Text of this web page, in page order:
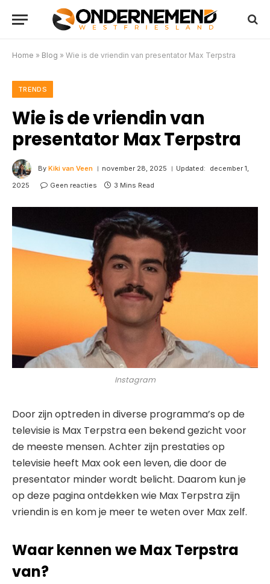
Home » Blog » Wie is de vriendin van presentator Max Terpstra
TRENDS
Wie is de vriendin van
presentator Max Terpstra
By Kiki van Veen november 28, 2025 Updated:
december 1,
2025
Geen reacties 3 Mins Read
Instagram
Door zijn optreden in diverse programma’s op de
televisie is Max Terpstra een bekend gezicht voor
de meeste mensen. Achter zijn prestaties op
televisie heeft Max ook een leven, die door de
presentator minder wordt belicht. Daarom kun je
op deze pagina ontdekken wie Max Terpstra zijn
vriendin is en kom je meer te weten over Max zelf.
Waar kennen we Max Terpstra
van?